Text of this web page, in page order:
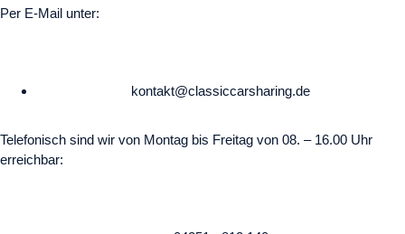
Per E-Mail unter:
kontakt@classiccarsharing.de
Telefonisch sind wir von Montag bis Freitag von 08. – 16.00 Uhr
erreichbar: